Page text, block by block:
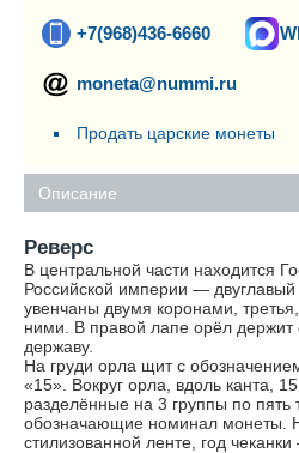
+7(968)436-6660
moneta@nummi.ru
Продать царские монеты
Описание
Реверс
В центральной части находится
Российской империи — двуглавый
увенчаны двумя коронами,
ними. В правой лапе орёл держит
державу.
На груди орла щит с
«15». Вокруг орла, вдоль канта, 15
разделённые на 3 группы по пять
обозначающие номинал монеты.
стилизованной ленте, год